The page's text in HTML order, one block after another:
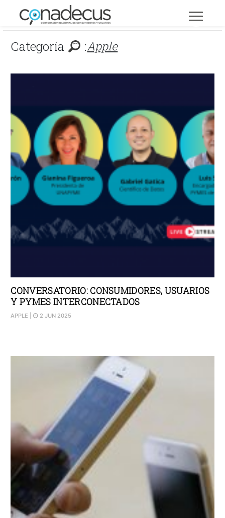
Categoría :Apple
CONVERSATORIO: CONSUMIDORES, USUARIOS
Y PYMES INTERCONECTADOS
APPLE | 2 JUN 2025